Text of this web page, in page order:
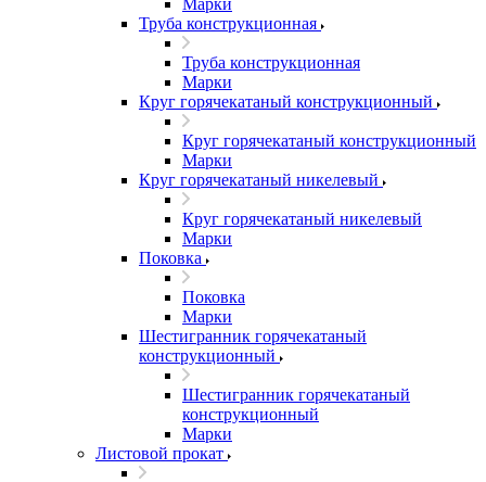
Марки
Труба конструкционная
Труба конструкционная
Марки
Круг горячекатаный конструкционный
Круг горячекатаный конструкционный
Марки
Круг горячекатаный никелевый
Круг горячекатаный никелевый
Марки
Поковка
Поковка
Марки
Шестигранник горячекатаный
конструкционный
Шестигранник горячекатаный
конструкционный
Марки
Листовой прокат